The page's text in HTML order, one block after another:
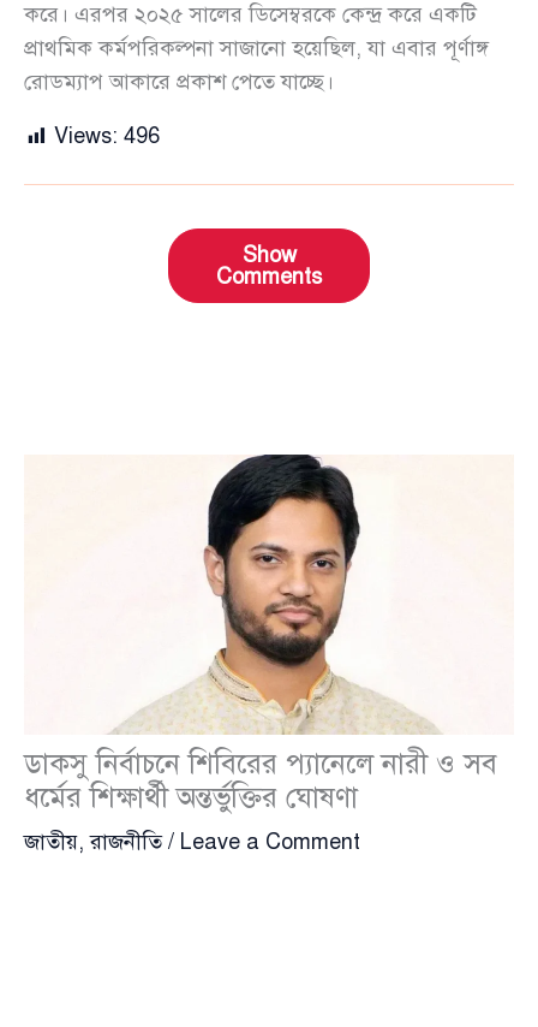
করে। এরপর ২০২৫ সালের ডিসেম্বরকে কেন্দ্র করে একটি
প্রাথমিক কর্মপরিকল্পনা সাজানো হয়েছিল, যা এবার পূর্ণাঙ্গ
রোডম্যাপ আকারে প্রকাশ পেতে যাচ্ছে।
Views: 496
Show
Comments
ডাকসু নির্বাচনে শিবিরের প্যানেলে নারী ও সব
ধর্মের শিক্ষার্থী অন্তর্ভুক্তির ঘোষণা
জাতীয়,রাজনীতি/ Leave a Comment